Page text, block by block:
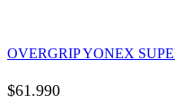
OVERGRIP YONEX
$61.990